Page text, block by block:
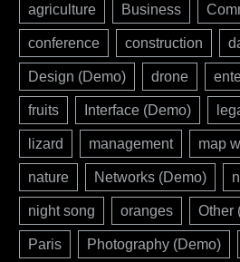
agriculture Business
conference construction
Design (Demo) drone
fruits Interface (Demo)
lizard management map
nature Networks (Demo)
night song oranges Other
Paris Photography (Demo)